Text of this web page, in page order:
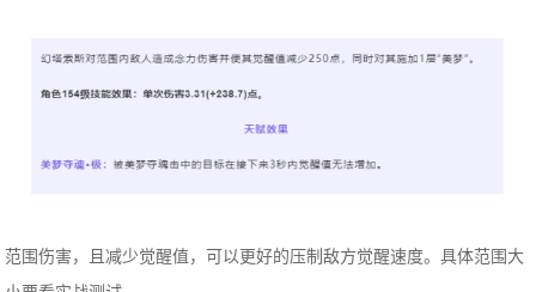
范围伤害，且减少觉醒值，可以更好的压制敌方觉醒速度。具体范围大